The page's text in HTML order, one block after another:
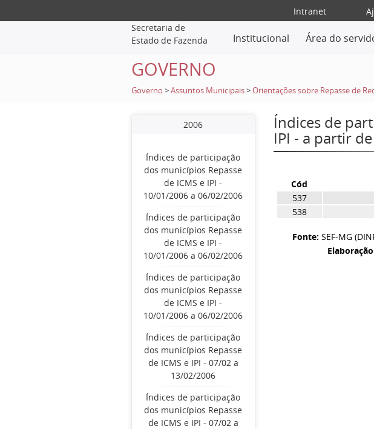
Intranet
Secretaria de
Estado de Fazenda
Institucional Área do
GOVERNO
Governo >Assuntos Municipais >Orientações sobre Repasse de
2006
Índices de participação
dos municípios Repasse
de ICMS e IPI -
10/01/2006 a 06/02/2006
Índices de participação
dos municípios Repasse
de ICMS e IPI -
10/01/2006 a 06/02/2006
Índices de participação
dos municípios Repasse
de ICMS e IPI -
10/01/2006 a 06/02/2006
Índices de participação
dos municípios Repasse
de ICMS e IPI - 07/02 a
13/02/2006
Índices de participação
dos municípios Repasse
de ICMS e IPI - 07/02 a
Índices de
IPI - a partir
Cód
537
538
Fonte: SEF-MG